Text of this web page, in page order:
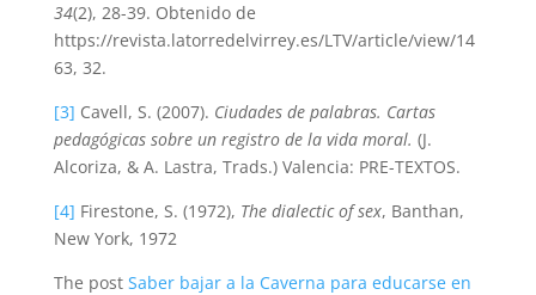
34(2), 28-39. Obtenido de
https://revista.latorredelvirrey.es/LTV/article/view/14
63, 32.
[3] Cavell, S. (2007). Ciudades de palabras. Cartas
pedagógicas sobre un registro de la vida moral. (J.
Alcoriza, & A. Lastra, Trads.) Valencia: PRE-TEXTOS.
[4] Firestone, S. (1972), The dialectic of sex, Banthan,
New York, 1972
The post Saber bajar a la Caverna para educarse en